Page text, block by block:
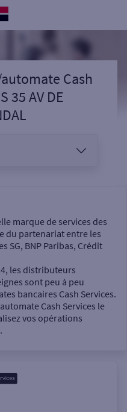
Cash
35 AV DE
moi
marque de services des
du partenariat entre les
SG, BNP Paribas, Crédit
les distributeurs
sont peu à peu
bancaires Cash Services.
Cash Services le
vos opérations